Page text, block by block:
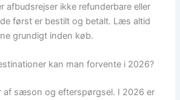
afbudsrejser ikke refunderbare eller
først er bestilt og betalt. Læs altid
grundigt inden køb.
kan man forvente i 2026?
sæson og efterspørgsel. I 2026 er